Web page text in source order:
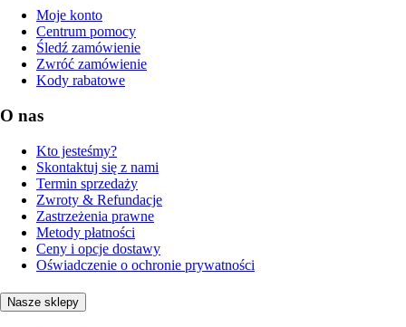
Moje konto
Centrum pomocy
Śledź zamówienie
Zwróć zamówienie
Kody rabatowe
O nas
Kto jesteśmy?
Skontaktuj się z nami
Termin sprzedaży
Zwroty & Refundacje
Zastrzeżenia prawne
Metody płatności
Ceny i opcje dostawy
Oświadczenie o ochronie prywatności
Nasze sklepy